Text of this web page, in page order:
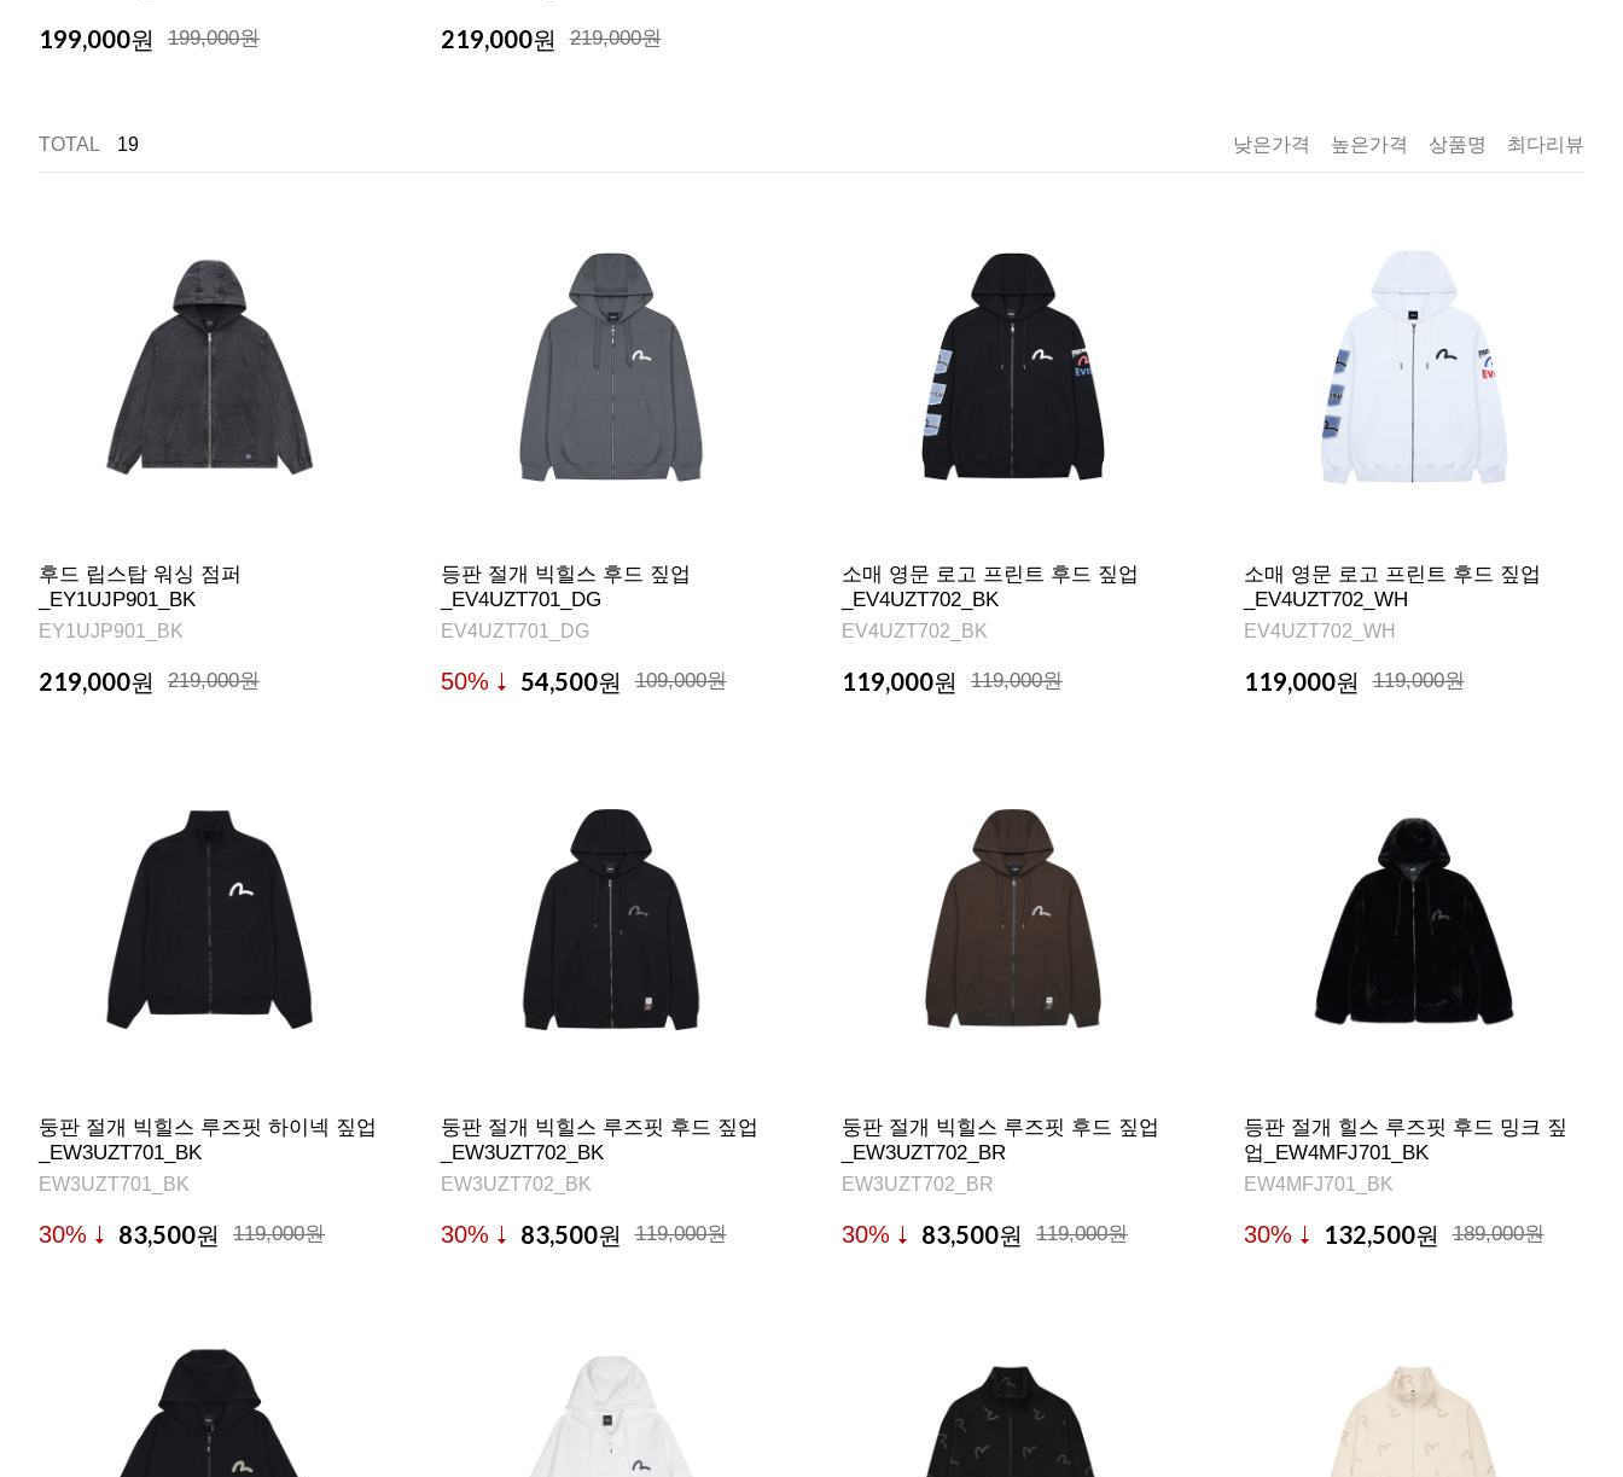
199,000원 199,000원 219,000원 219,000원
TOTAL 19 낮은가격 높은가격 상품명 최다리뷰
후드 립스탑 워싱 점퍼
_EY1UJP901_BK
EY1UJP901_BK
219,000원 219,000원
등판 절개 빅힐스 후드 짚업
_EV4UZT701_DG
EV4UZT701_DG
50% 54,500원 109,000원
소매 영문 로고 프린트 후드 짚업
_EV4UZT702_BK
EV4UZT702_BK
119,000원 119,000원
소매 영문 로고 프린트 후드 짚업
_EV4UZT702_WH
EV4UZT702_WH
119,000원 119,000원
둥판 절개 빅힐스 루즈핏 하이넥 짚업
_EW3UZT701_BK
EW3UZT701_BK
30% 83,500원 119,000원
둥판 절개 빅힐스 루즈핏 후드 짚업
_EW3UZT702_BK
EW3UZT702_BK
30% 83,500원 119,000원
둥판 절개 빅힐스 루즈핏 후드 짚업
_EW3UZT702_BR
EW3UZT702_BR
30% 83,500원 119,000원
등판 절개 힐스 루즈핏 후드 밍크 짚
업_EW4MFJ701_BK
EW4MFJ701_BK
30% 132,500원 189,000원